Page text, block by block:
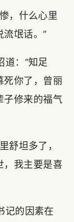
，什么心里
氓话。”
：“知足
死你了，曾丽
子修来的福气
舒坦多了，
，我主要是喜
记的因素在